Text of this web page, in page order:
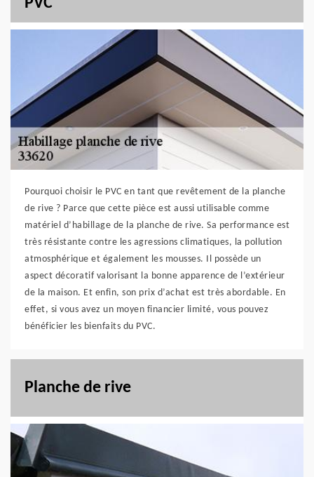
PVC
Pourquoi choisir le PVC en tant que revêtement de la planche
de rive ? Parce que cette pièce est aussi utilisable comme
matériel d’habillage de la planche de rive. Sa performance est
très résistante contre les agressions climatiques, la pollution
atmosphérique et également les mousses. Il possède un
aspect décoratif valorisant la bonne apparence de l’extérieur
de la maison. Et enfin, son prix d’achat est très abordable. En
effet, si vous avez un moyen financier limité, vous pouvez
bénéficier les bienfaits du PVC.
Planche de rive